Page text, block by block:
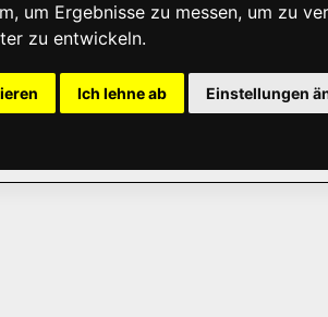
um Ergebnisse zu messen, um zu
zu entwickeln.
Ich lehne ab Einstellungen